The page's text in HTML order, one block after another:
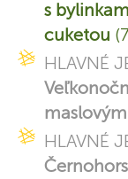
s
cuketou
HLAVNÉ
HLAVNÉ